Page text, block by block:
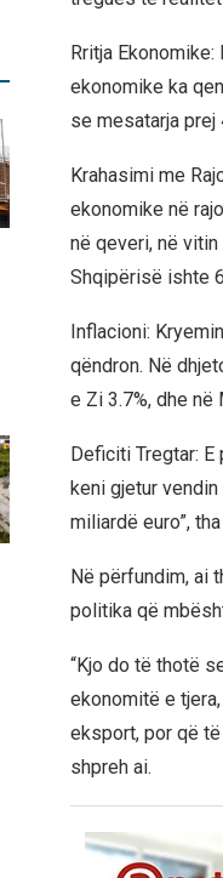
Rritja
ekonomike ka
se mesatarja prej
Krahasimi me
ekonomike në
në qeveri, në
Shqipërisë ishte
Inflacioni:
qëndron. Në
e Zi 3.7%, dhe në
Deficiti Tregtar:
keni gjetur
miliardë euro”,
Në përfundim, ai
politika që
“Kjo do të thotë
ekonomitë e
eksport, por që
shpreh ai.